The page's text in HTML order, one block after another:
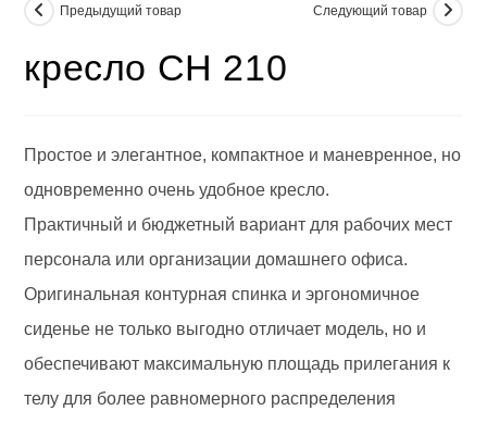
Предыдущий товар Следующий товар
кресло CH 210
Простое и элегантное, компактное и маневренное, но
одновременно очень удобное кресло.
Практичный и бюджетный вариант для рабочих мест
персонала или организации домашнего офиса.
Оригинальная контурная спинка и эргономичное
сиденье не только выгодно отличает модель, но и
обеспечивают максимальную площадь прилегания к
телу для более равномерного распределения